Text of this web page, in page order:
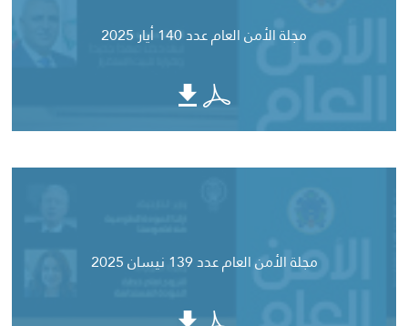
مجلة الأمن العام عدد 140 أيار 2025
مجلة الأمن العام عدد 139 نيسان 2025